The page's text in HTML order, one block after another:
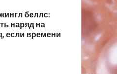
беллс:
наряд на
если времени